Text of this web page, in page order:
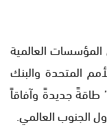
العالمية
المتحدة والبنك
جديدةً وآفاقاً
الجنوب العالمي.